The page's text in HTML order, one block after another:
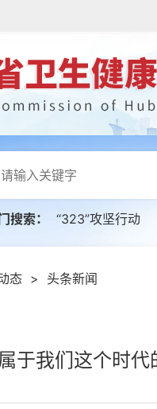
搜索： “323”攻坚行动
态 > 头条新闻
于我们这个时